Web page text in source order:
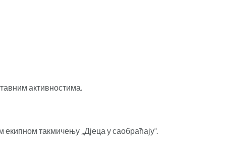
активностима.
такмичењу „Дјеца у саобраћају“.